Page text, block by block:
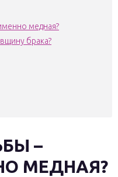
медная?
брака?
–
МЕДНАЯ?